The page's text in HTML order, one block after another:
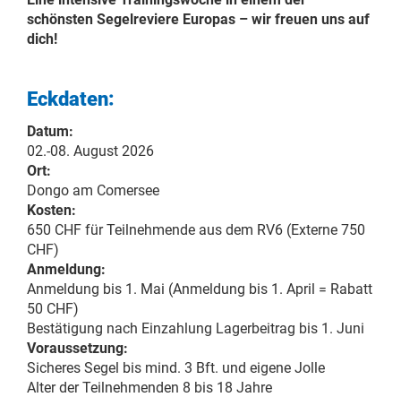
schönsten Segelreviere Europas – wir freuen uns auf
dich!
Eckdaten:
Datum:
02.-08. August 2026
Ort:
Dongo am Comersee
Kosten:
650 CHF für Teilnehmende aus dem RV6 (Externe 750
CHF)
Anmeldung:
Anmeldung bis 1. Mai (Anmeldung bis 1. April = Rabatt
50 CHF)
Bestätigung nach Einzahlung Lagerbeitrag bis 1. Juni
Voraussetzung:
Sicheres Segel bis mind. 3 Bft. und eigene Jolle
Alter der Teilnehmenden 8 bis 18 Jahre